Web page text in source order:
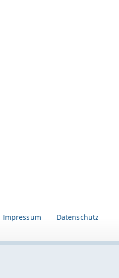
Impressum Datenschutz